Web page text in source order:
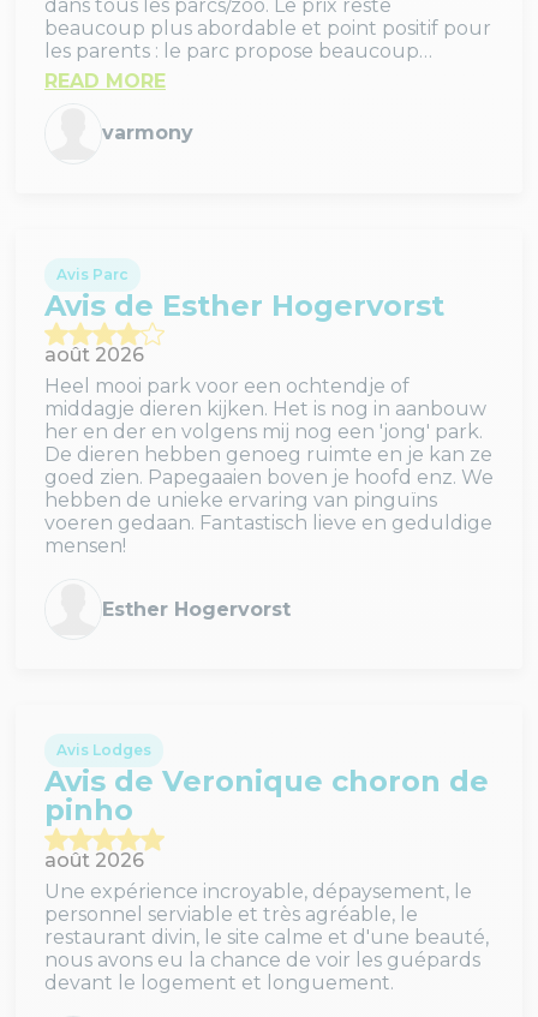
dans tous les parcs/zoo. Le prix reste
beaucoup plus abordable et point positif pour
les parents : le parc propose beaucoup
d'activités pour les enfants. A savoir, un enclos
avec des chèvres, des jeux, c'est un univers
animaux.
READ MORE
varmony
Avis Parc
Avis de Esther Hogervorst
août 2026
Heel mooi park voor een ochtendje of
middagje dieren kijken. Het is nog in aanbouw
her en der en volgens mij nog een 'jong' park.
De dieren hebben genoeg ruimte en je kan ze
goed zien. Papegaaien boven je hoofd enz. We
hebben de unieke ervaring van pinguïns
voeren gedaan. Fantastisch lieve en geduldige
mensen!
Esther Hogervorst
Avis Lodges
Avis de Veronique choron de
pinho
août 2026
Une expérience incroyable, dépaysement, le
personnel serviable et très agréable, le
restaurant divin, le site calme et d'une beauté,
nous avons eu la chance de voir les guépards
devant le logement et longuement.